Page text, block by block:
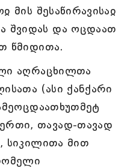
მის შესაწირავისაჲ
შვიდას და ოცდაათ
წმიდითა.
აღრაცხილთა
(ასი ქანქარი
თავად-თავად
სიკილითა მით